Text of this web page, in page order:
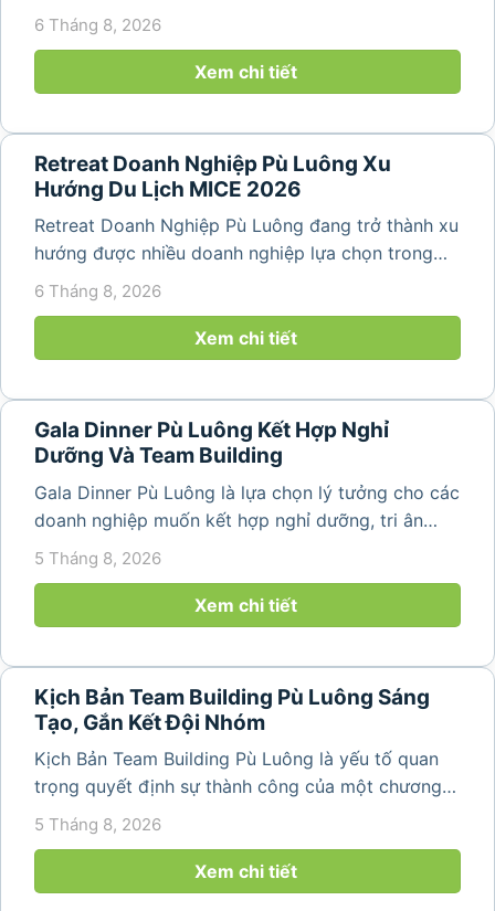
hợp giữa nghỉ ngơi, tái tạo năng lượng và xây
dựng tinh thần đồng đội. Thay vì những chuyến du
lịch đơn thuần, nhiều công ty...
6 Tháng 8, 2026
Xem chi tiết
Retreat Doanh Nghiệp Pù Luông Xu
Hướng Du Lịch MICE 2026
Retreat Doanh Nghiệp Pù Luông đang trở thành xu
hướng được nhiều doanh nghiệp lựa chọn trong
năm 2026 khi nhu cầu kết hợp nghỉ dưỡng, hội
mang đến khoảng thời gian thư giãn...
6 Tháng 8, 2026
Xem chi tiết
Gala Dinner Pù Luông Kết Hợp Nghỉ
Dưỡng Và Team Building
Gala Dinner Pù Luông là lựa chọn lý tưởng cho các
doanh nghiệp muốn kết hợp nghỉ dưỡng, tri ân
nhân viên và xây dựng tinh thần đồng đội trong
không gian thiên nhiên yên bình. Với khung cảnh
núi rừng hùng vĩ, không khí...
5 Tháng 8, 2026
Xem chi tiết
Kịch Bản Team Building Pù Luông Sáng
Tạo, Gắn Kết Đội Nhóm
Kịch Bản Team Building Pù Luông là yếu tố quan
trọng quyết định sự thành công của một chương
trình du lịch doanh nghiệp. Một kịch bản được xây
giây vui vẻ, sôi động mà còn...
5 Tháng 8, 2026
Xem chi tiết